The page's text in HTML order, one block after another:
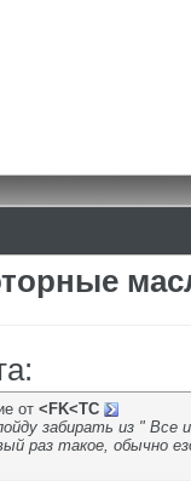
от <FK<TC
забирать из "
раз такое, обычно